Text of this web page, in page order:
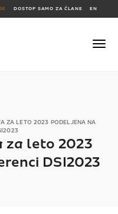
DOSTOP SAMO ZA ČLANE EN
ZA LETO 2023 PODELJENA NA
za leto 2023
DSI2023